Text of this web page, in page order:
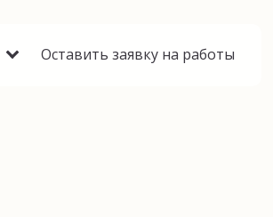
Оставить заявку на работы